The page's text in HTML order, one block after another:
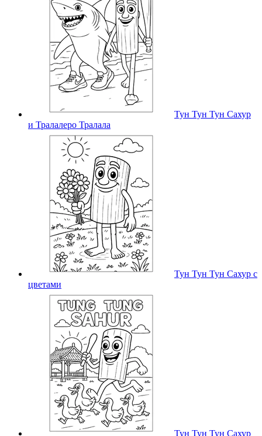
Тун Тун Тун Сахур
и Тралалеро Тралала
Тун Тун Тун Сахур с
цветами
Тун Тун Тун Сахур